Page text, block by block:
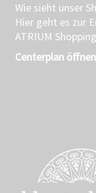
Wie sieht unser
Hier geht es zur
ATRIUM
Centerplan öffnen